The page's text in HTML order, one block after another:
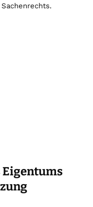
Eigentums